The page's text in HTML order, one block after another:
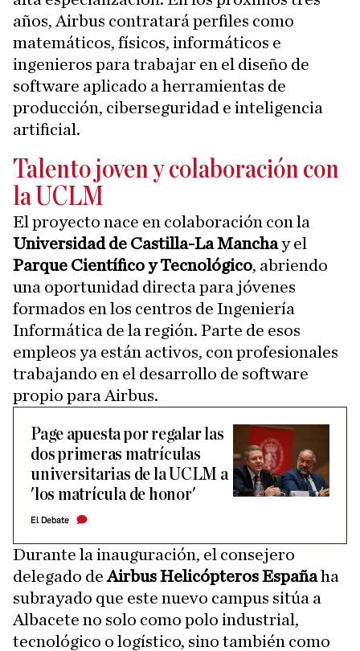
años, Airbus contratará perfiles como
matemáticos, físicos, informáticos e
ingenieros para trabajar en el diseño de
software aplicado a herramientas de
producción, ciberseguridad e inteligencia
artificial.
Talento joven y colaboración con
la UCLM
El proyecto nace en colaboración con la
Universidad de Castilla-La Manchay el
Parque Científico y Tecnológico, abriendo
una oportunidad directa para jóvenes
formados en los centros de Ingeniería
Informática de la región. Parte de esos
empleos ya están activos, con profesionales
trabajando en el desarrollo de software
propio para Airbus.
Page apuesta por regalar las
dos primeras matrículas
universitarias de la UCLM a
'los matrícula de honor'
El Debate
Durante la inauguración, el consejero
delegado deAirbus Helicópteros Españaha
subrayado que este nuevo campus sitúa a
Albacete no solo como polo industrial,
tecnológico o logístico, sino también como